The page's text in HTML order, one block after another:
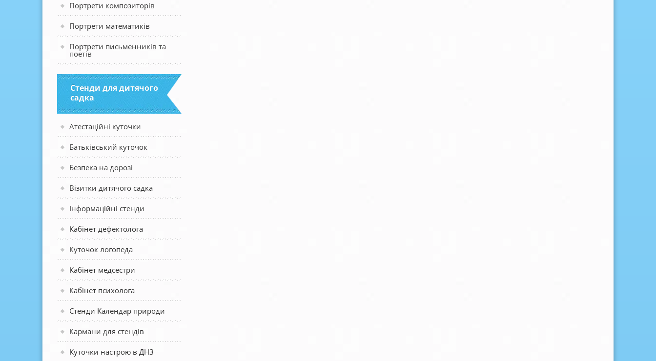
Портрети композиторів
Портрети математиків
Портрети письменників та
поетів
Стенди для дитячого
садка
Атестаційні куточки
Батьківський куточок
Безпека на дорозі
Візитки дитячого садка
Інформаційні стенди
Кабінет дефектолога
Куточок логопеда
Кабінет медсестри
Кабінет психолога
Стенди Календар природи
Кармани для стендів
Куточки настрою в ДНЗ